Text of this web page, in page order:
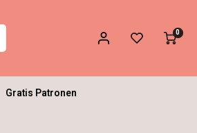
0
Gratis Patronen